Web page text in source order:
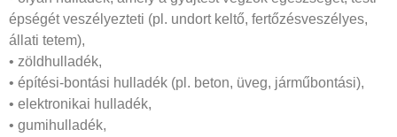
épségét veszélyezteti (pl. undort keltő, fertőzésveszélyes,
állati tetem),
• zöldhulladék,
• építési-bontási hulladék (pl. beton, üveg, járműbontási),
• elektronikai hulladék,
• gumihulladék,